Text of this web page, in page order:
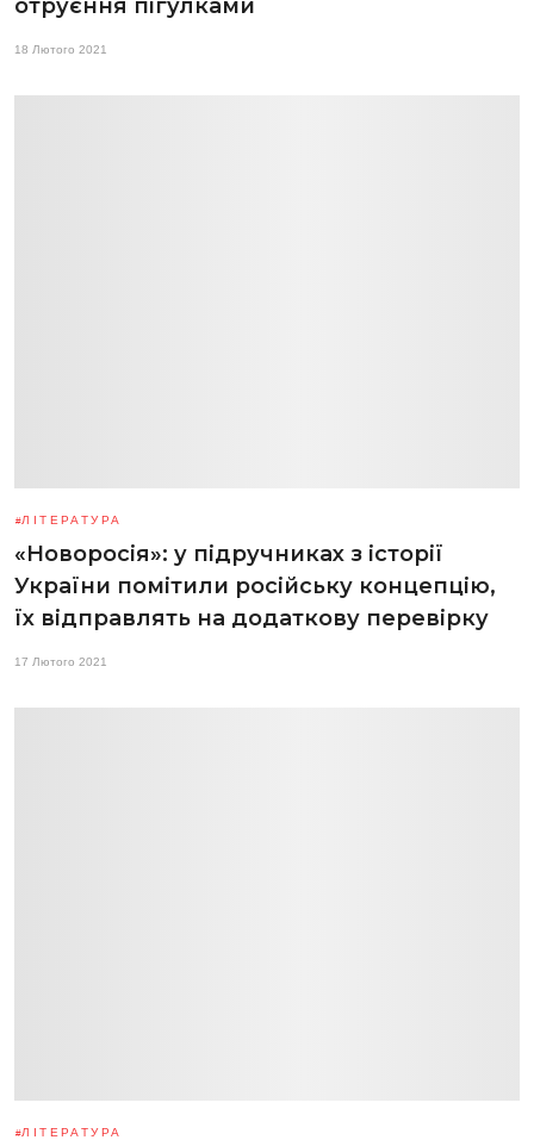
отруєння пігулками
18 Лютого 2021
ЛІТЕРАТУРА
«Новоросія»: у підручниках з історії
України помітили російську концепцію,
їх відправлять на додаткову перевірку
17 Лютого 2021
ЛІТЕРАТУРА